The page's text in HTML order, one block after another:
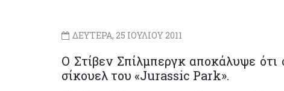
ΔΕΥΤΕΡΑ, 25 ΙΟΥΛΙΟΥ 2011
Ο Στίβεν Σπίλμπεργκ αποκάλυψε ότι
σίκουελ του «Jurassic Park».